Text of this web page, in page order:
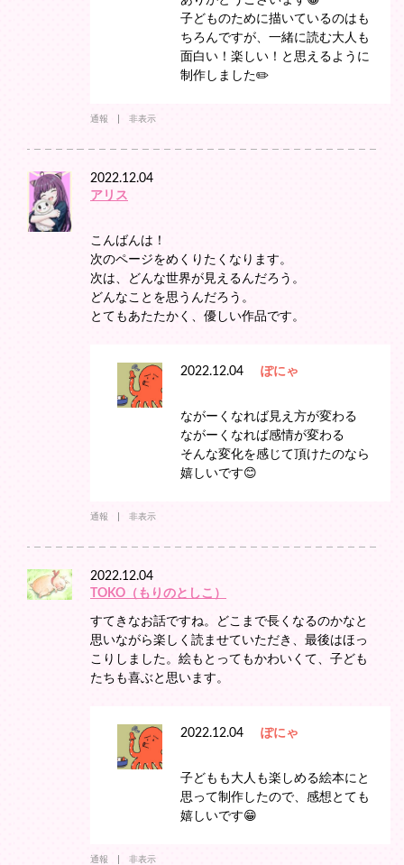
子どものために描いているのはも
ちろんですが、一緒に読む大人も
面白い！楽しい！と思えるように
制作しました✏️
通報 非表示
2022.12.04
アリス
こんばんは！
次のページをめくりたくなります。
次は、どんな世界が見えるんだろう。
どんなことを思うんだろう。
とてもあたたかく、優しい作品です。
2022.12.04 ぽにゃ
ながーくなれば見え方が変わる
ながーくなれば感情が変わる
そんな変化を感じて頂けたのなら
嬉しいです😊
通報 非表示
2022.12.04
TOKO（もりのとしこ）
すてきなお話ですね。どこまで長くなるのかなと
思いながら楽しく読ませていただき、最後はほっ
こりしました。絵もとってもかわいくて、子ども
たちも喜ぶと思います。
2022.12.04 ぽにゃ
子どもも大人も楽しめる絵本にと
思って制作したので、感想とても
嬉しいです😁
通報 非表示